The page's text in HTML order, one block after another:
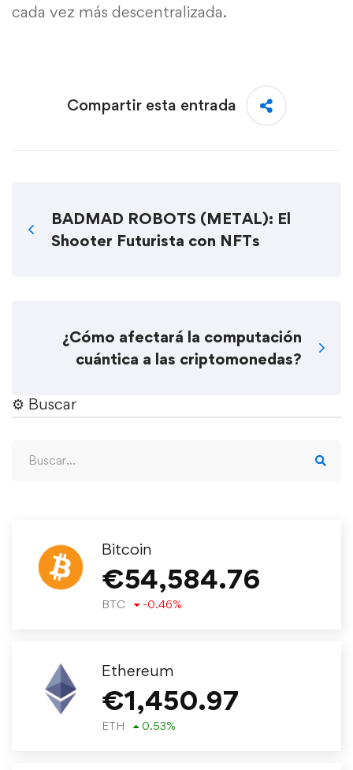
cada vez más descentralizada.
Compartir esta entrada
BADMAD ROBOTS (METAL): El
Shooter Futurista con NFTs
¿Cómo afectará la computación
cuántica a las criptomonedas?
⚙︎ Buscar
Bitcoin
€54,584.76
BTC -0.46%
Ethereum
€1,450.97
ETH 0.53%